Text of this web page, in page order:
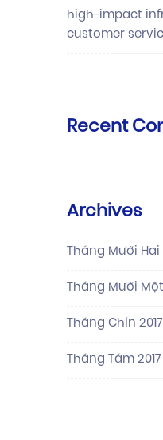
high-impact
customer
Recent
Archives
Tháng Mười Hai
Tháng Mười Một
Tháng Chín 2017
Tháng Tám 2017